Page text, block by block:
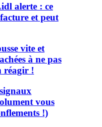
alerte : ce
et peut
vite et
à ne pas
réagir !
vous
!)